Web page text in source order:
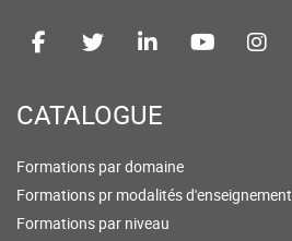
CATALOGUE
Formations par domaine
Formations pr modalités d'enseignement
Formations par niveau